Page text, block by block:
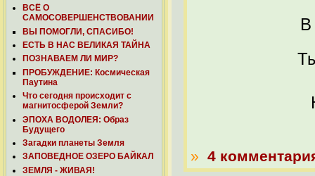
ВСЁ О
САМОСОВЕРШЕНСТВОВАНИИ
ВЫ ПОМОГЛИ, СПАСИБО!
ЕСТЬ В НАС ВЕЛИКАЯ ТАЙНА
ПОЗНАВАЕМ ЛИ МИР?
ПРОБУЖДЕНИЕ: Космическая
Паутина
Что сегодня происходит с
магнитосферой Земли?
ЭПОХА ВОДОЛЕЯ: Образ
Будущего
Загадки планеты Земля
ЗАПОВЕДНОЕ ОЗЕРО БАЙКАЛ
ЗЕМЛЯ - ЖИВАЯ!
В
» 4